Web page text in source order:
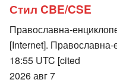
Стил CBE/CSE
Православна-
[Internet]. Православна-
18:55 UTC [cited
2026 авг 7